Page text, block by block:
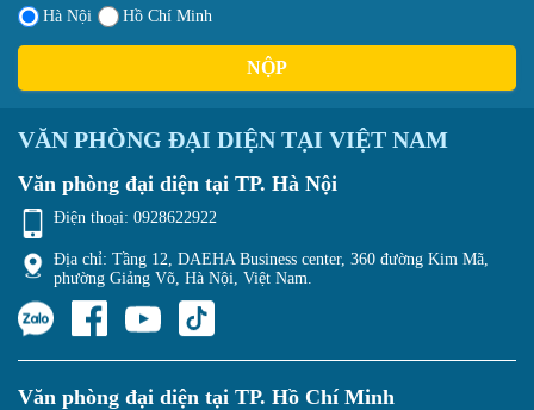
Hà Nội
Hồ Chí Minh
NỘP
VĂN PHÒNG ĐẠI DIỆN TẠI VIỆT NAM
Văn phòng đại diện tại TP. Hà Nội
Điện thoại: 0928622922
Địa chỉ: Tầng 12, DAEHA Business center, 360 đường Kim Mã,
phường Giảng Võ, Hà Nội, Việt Nam.
Văn phòng đại diện tại TP. Hồ Chí Minh